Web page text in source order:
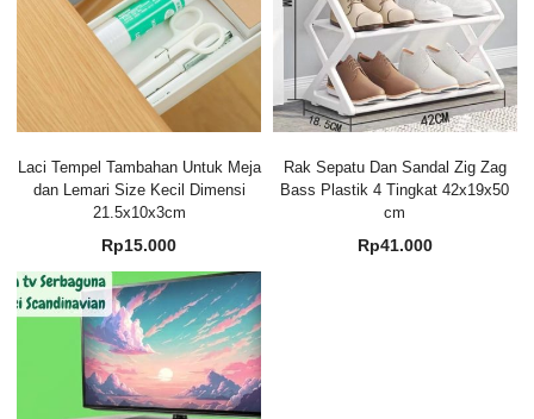
Laci Tempel Tambahan Untuk Meja
dan Lemari Size Kecil Dimensi
21.5x10x3cm
Rp15.000
Rak Sepatu Dan Sandal Zig Zag
Bass Plastik 4 Tingkat 42x19x50
cm
Rp41.000